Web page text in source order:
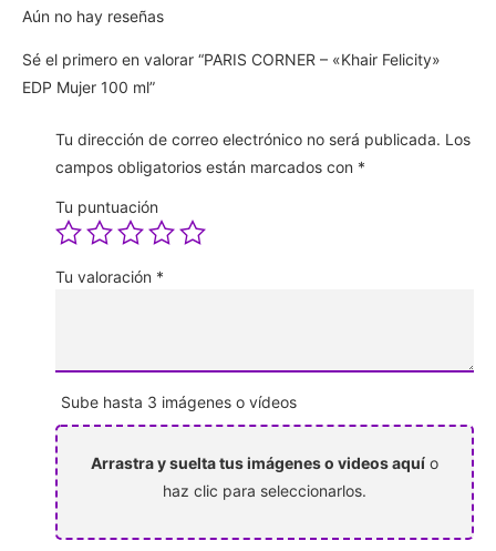
Aún no hay reseñas
Sé el primero en valorar “PARIS CORNER – «Khair Felicity»
EDP Mujer 100 ml”
Tu dirección de correo electrónico no será publicada. Los
campos obligatorios están marcados con *
Tu puntuación
Tu valoración *
Sube hasta 3 imágenes o vídeos
Arrastra y suelta tus imágenes o videos aquí o
haz clic para seleccionarlos.